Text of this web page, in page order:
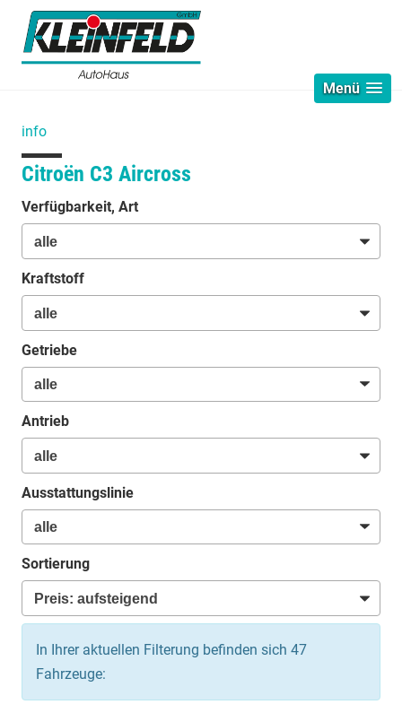
Menü
info
Citroën C3 Aircross
Verfügbarkeit, Art
Kraftstoff
Getriebe
Antrieb
Ausstattungslinie
Sortierung
In Ihrer aktuellen Filterung befinden sich 47
Fahrzeuge: